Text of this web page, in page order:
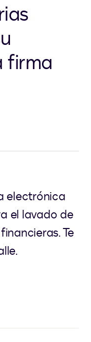
firma
electrónica
el lavado de
Te